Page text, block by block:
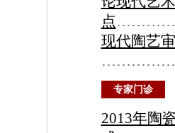
点
现代陶艺
专家门诊
2013年陶